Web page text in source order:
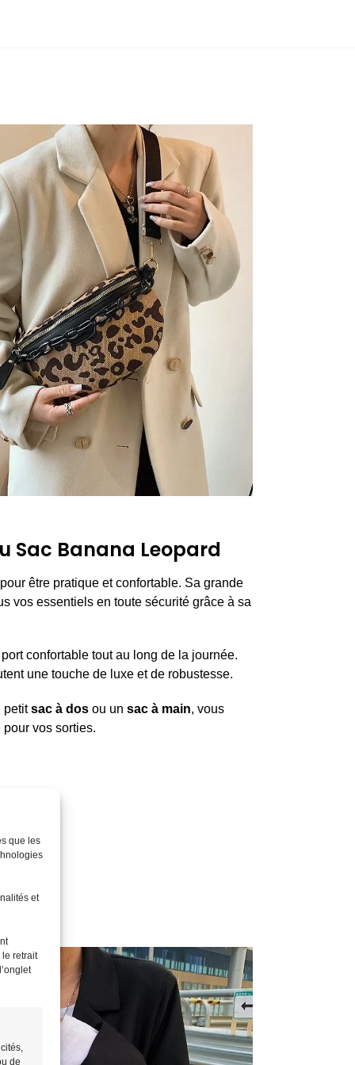
que les
et
le retrait
de
Sac Banana Leopard
être pratique et confortable. Sa grande
vos essentiels en toute sécurité grâce à sa
confortable tout au long de la journée.
une touche de luxe et de robustesse.
petitsac à dosou un sac à main, vous
vos sorties.